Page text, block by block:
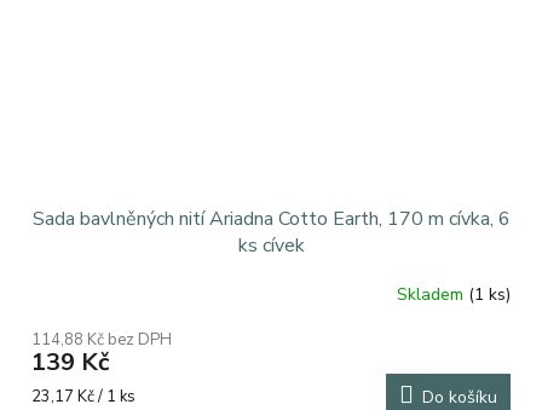
Sada bavlněných nití Ariadna Cotto Earth, 170 m cívka, 6
ks cívek
produktu
je
5,0
Skladem (1 ks)
114,88 Kč bez DPH
139 Kč
Měrná
23,17 Kč / 1 ks Do košíku